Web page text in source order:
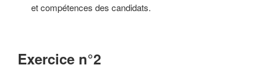
et compétences des candidats.
Exercice n°2